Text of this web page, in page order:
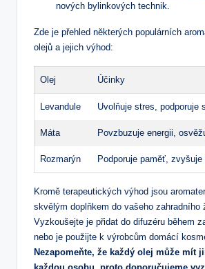
nových bylinkových technik.
Zde je‍ přehled některých populárních
olejů a jejich výhod:
Olej Účinky
Levandule Uvolňuje stres, podporuje
Máta Povzbuzuje energii,
Rozmarýn Podporuje paměť, zvyšuje
Kromě terapeutických výhod jsou⁢
skvělým doplňkem do vašeho zahradního
Vyzkoušejte je přidat do difuzéru během
nebo je použijte k výrobcům domácí
Nezapomeňte, že každý ⁢olej může mít